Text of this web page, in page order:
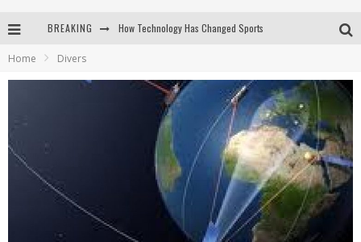
BREAKING
La Révolution Silencieuse : Quand Les Entrepreneurs Africains Décident de ne Plus se Taire
New to online sports betting? Consider These Tips to Play Your First Online Sports Betting Successfully
Home Divers